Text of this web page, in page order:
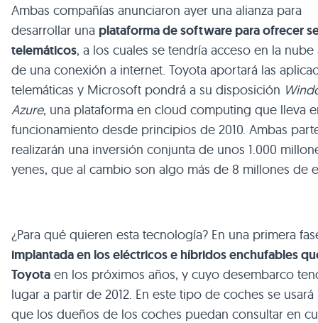
Ambas compañías anunciaron ayer una alianza para
desarrollar una plataforma de software para ofrecer
telemáticos, a los cuales se tendría acceso en la nube
de una conexión a internet. Toyota aportará las
telemáticas y Microsoft pondrá a su disposición
Azure, una plataforma en cloud computing que lleva
funcionamiento desde principios de 2010. Ambas
realizarán una inversión conjunta de unos 1.000
yenes, que al cambio son algo más de 8 millones de
¿Para qué quieren esta tecnología? En una primera
implantada en los eléctricos e híbridos enchufables
Toyota en los próximos años, y cuyo desembarco
lugar a partir de 2012. En este tipo de coches se usará
que los dueños de los coches puedan consultar en